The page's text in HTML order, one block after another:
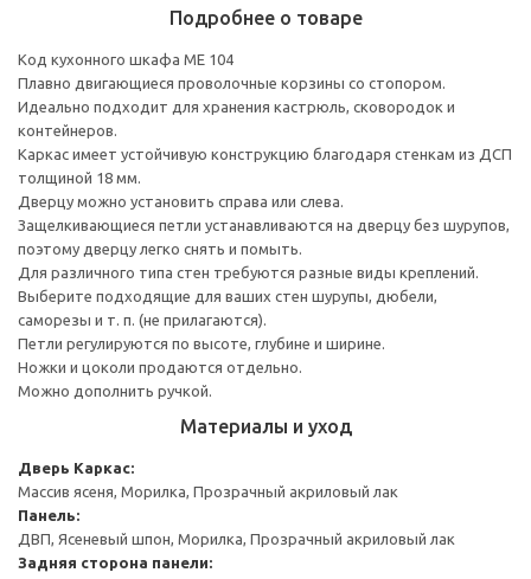
Подробнее о товаре
Код кухонного шкафа ME 104
Плавно двигающиеся проволочные корзины со стопором.
Идеально подходит для хранения кастрюль, сковородок и
контейнеров.
Каркас имеет устойчивую конструкцию благодаря стенкам из ДСП
толщиной 18 мм.
Дверцу можно установить справа или слева.
Защелкивающиеся петли устанавливаются на дверцу без шурупов,
поэтому дверцу легко снять и помыть.
Для различного типа стен требуются разные виды креплений.
Выберите подходящие для ваших стен шурупы, дюбели,
саморезы и т. п. (не прилагаются).
Петли регулируются по высоте, глубине и ширине.
Ножки и цоколи продаются отдельно.
Можно дополнить ручкой.
Материалы и уход
Дверь Каркас:
Массив ясеня, Морилка, Прозрачный акриловый лак
Панель:
ДВП, Ясеневый шпон, Морилка, Прозрачный акриловый лак
Задняя сторона панели: